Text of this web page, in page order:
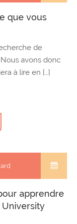
que vous
de
avons donc
à lire en […]
apprendre
University